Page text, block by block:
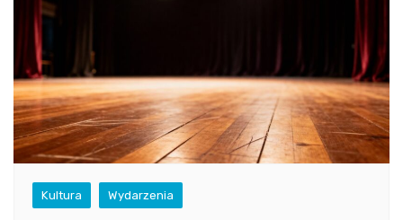
Kultura Wydarzenia